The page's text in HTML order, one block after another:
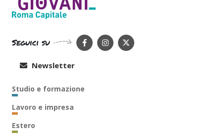
Seguici su
Newsletter
Studio e formazione
Lavoro e impresa
Estero